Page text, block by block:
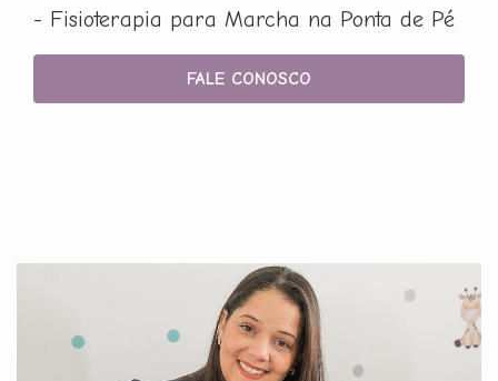
- Fisioterapia para Marcha na Ponta de Pé
FALE CONOSCO